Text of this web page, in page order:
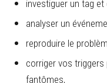
investiguer un tag
analyser un
reproduire le
corriger vos
fantômes,